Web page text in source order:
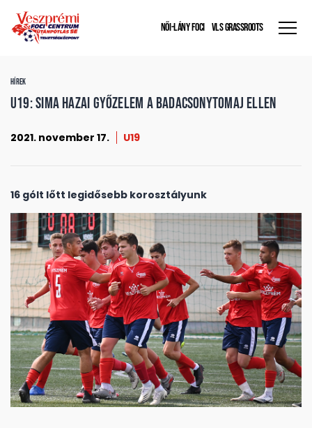
NŐI-LÁNY FOCI VLS GRASSROOTS
HÍREK
U19: Sima hazai győzelem a Badacsonytomaj ellen
2021. november 17. U19
16 gólt lőtt legidősebb korosztályunk